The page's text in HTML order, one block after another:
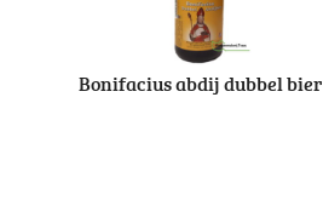
Bonifacius abdij dubbel bier